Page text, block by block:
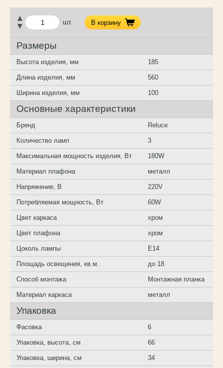
шт. В корзину
Размеры
Высота изделия, мм 185
Длина изделия, мм 560
Ширина изделия, мм 100
Основные характеристики
Бренд Reluce
Количество ламп 3
Максимальная мощность изделия, Вт 180W
Материал плафона металл
Напряжение, В 220V
Потребляемая мощность, Вт 60W
Цвет каркаса хром
Цвет плафона хром
Цоколь лампы E14
Площадь освещения, кв.м. до 18
Способ монтажа Монтажная планка
Материал каркаса металл
Упаковка
Фасовка 6
Упаковка, высота, см 66
Упаковка, ширина, см 34